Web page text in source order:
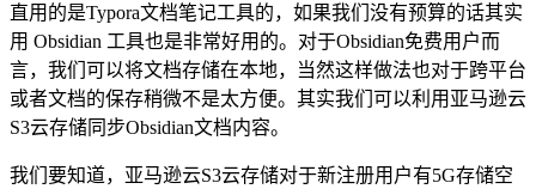
直用的是Typora文档笔记工具的，如果我们没有预算的话其实
用 Obsidian 工具也是非常好用的。对于Obsidian免费用户而
言，我们可以将文档存储在本地，当然这样做法也对于跨平台
或者文档的保存稍微不是太方便。其实我们可以利用亚马逊云
S3云存储同步Obsidian文档内容。
我们要知道，亚马逊云S3云存储对于新注册用户有5G存储空